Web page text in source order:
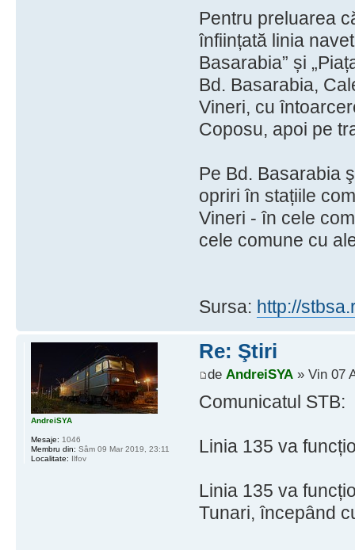
Pentru preluarea
înființată linia
Basarabia” și
Bd. Basarabia,
Vineri, cu
Coposu, apoi pe
Pe Bd. Basarabia
opriri în stațiile
Vineri - în cele
cele comune cu
Sursa: http://
Re: Ştiri
de AndreiSYA» Vin 07
Comunicatul STB:
Linia 135 va
Linia 135 va
Tunari, începând
AndreiSYA
Mesaje: 1046
Membru din: Sâm 09 Mar 2019, 23:11
Localitate: Ilfov